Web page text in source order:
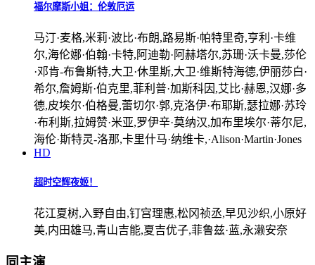
福尔摩斯小姐：伦敦厄运
马汀·麦格,米莉·波比·布朗,路易斯·帕特里奇,亨利·卡维
尔,海伦娜·伯翰·卡特,阿迪勒·阿赫塔尔,苏珊·沃卡曼,莎伦
·邓肯-布鲁斯特,大卫·休里斯,大卫·维斯特海德,伊丽莎白·
希尔,詹姆斯·伯克里,菲利普·加斯科因,艾比·赫恩,汉娜·多
德,皮埃尔·伯格曼,蕾切尔·郭,克洛伊·布耶斯,瑟拉娜·苏玲
·布利斯,拉姆赞·米亚,罗伊辛·莫纳汉,加布里埃尔·蒂尔尼,
海伦·斯特灵-洛那,卡里什马·纳维卡,·Alison·Martin·Jones
HD
超时空辉夜姬！
花江夏树,入野自由,钉宫理惠,松冈祯丞,早见沙织,小原好
美,内田雄马,青山吉能,夏吉优子,菲鲁兹·蓝,永濑安奈
同主演